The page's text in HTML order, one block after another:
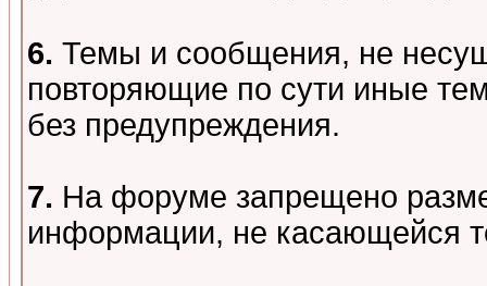
6. Темы и сообщения, не
повторяющие по сути иные
без предупреждения.
7. На форуме запрещено
информации, не касающейся